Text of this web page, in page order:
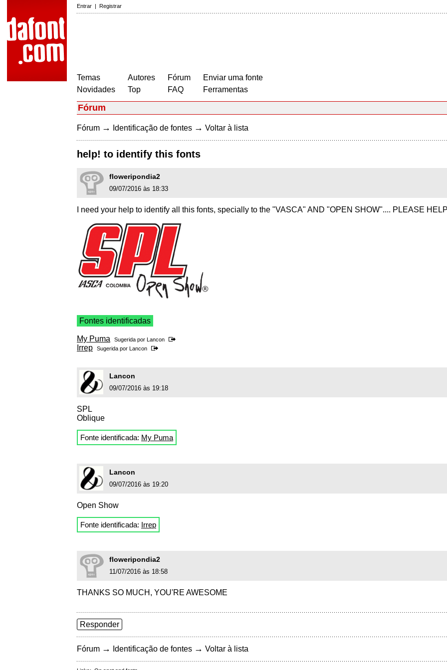
Entrar | Registrar
Temas
Novidades
Autores
Top
Fórum
FAQ
Enviar uma fonte
Ferramentas
Fórum
Fórum → Identificação de fontes → Voltar à lista
help! to identify this fonts
floweripondia2
09/07/2016 às 18:33
I need your help to identify all this fonts, specially to the "VASCA" AND "OPEN SHOW".... PLEASE
Fontes identificadas
My Puma Sugerida por Lancon
Irrep Sugerida por Lancon
Lancon
09/07/2016 às 19:18
SPL
Oblique
Fonte identificada: My Puma
Lancon
09/07/2016 às 19:20
Open Show
Fonte identificada: Irrep
floweripondia2
11/07/2016 às 18:58
THANKS SO MUCH, YOU'RE AWESOME
Responder
Fórum → Identificação de fontes → Voltar à lista